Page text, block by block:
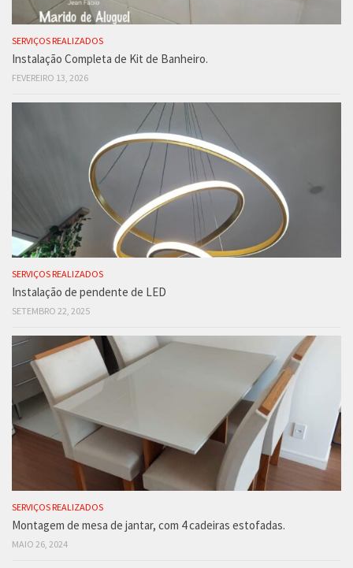
SERVIÇOS REALIZADOS
Instalação Completa de Kit de Banheiro.
FEVEREIRO 13, 2026
SERVIÇOS REALIZADOS
Instalação de pendente de LED
SETEMBRO 22, 2025
SERVIÇOS REALIZADOS
Montagem de mesa de jantar, com 4 cadeiras estofadas.
MAIO 26, 2024